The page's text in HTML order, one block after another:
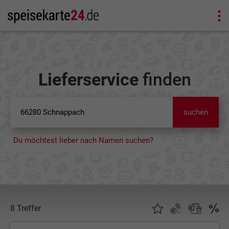
Lieferservicefinden
suchen
Du möchtest lieber nach Namen suchen?
8 Treffer